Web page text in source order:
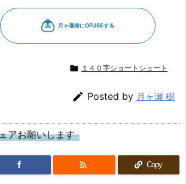
 １４０字ショートショート
 Posted by 月ヶ瀬 樹
アお願いします
 Copy